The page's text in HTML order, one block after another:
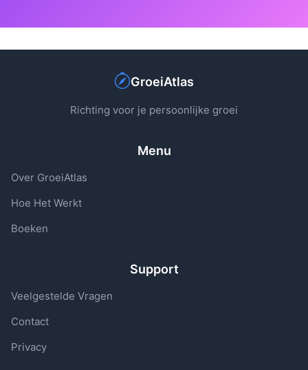
GroeiAtlas
Richting voor je persoonlijke groei
Menu
Over GroeiAtlas
Hoe Het Werkt
Boeken
Support
Veelgestelde Vragen
Contact
Privacy